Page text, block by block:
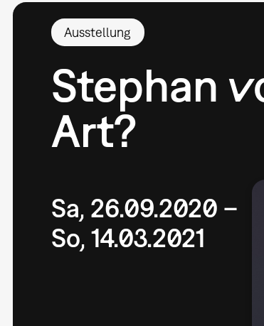
Ausstellung
Stephan
Art?
Sa, 26.09.2020 –
So, 14.03.2021